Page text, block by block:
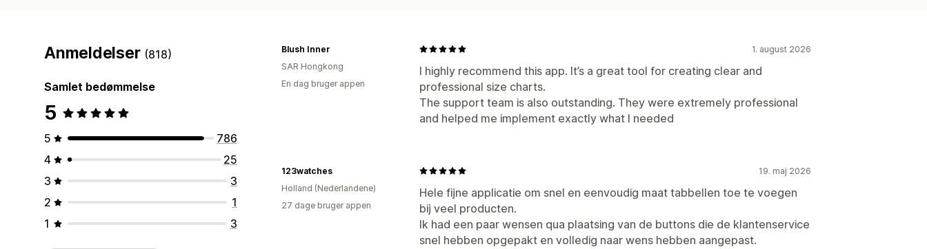
Anmeldelser (818)
Samlet bedømmelse
5
5
786
4
25
3
3
2
1
1
3
1. august 2026
I highly recommend this app. It’s a great tool for creating clear and
professional size charts.
The support team is also outstanding. They were extremely professional
and helped me implement exactly what I needed
Blush Inner
SAR Hongkong
En dag bruger appen
19. maj 2026
Hele fijne applicatie om snel en eenvoudig maat tabbellen toe te voegen
bij veel producten.
Ik had een paar wensen qua plaatsing van de buttons die de klantenservice
snel hebben opgepakt en volledig naar wens hebben aangepast.
123watches
Holland (Nederlandene)
27 dage bruger appen